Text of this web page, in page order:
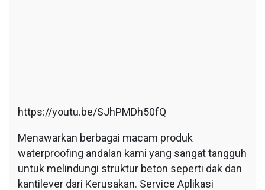
https://youtu.be/SJhPMDh50fQ
Menawarkan berbagai macam produk
waterproofing andalan kami yang sangat tangguh
untuk melindungi struktur beton seperti dak dan
kantilever dari Kerusakan. Service Aplikasi